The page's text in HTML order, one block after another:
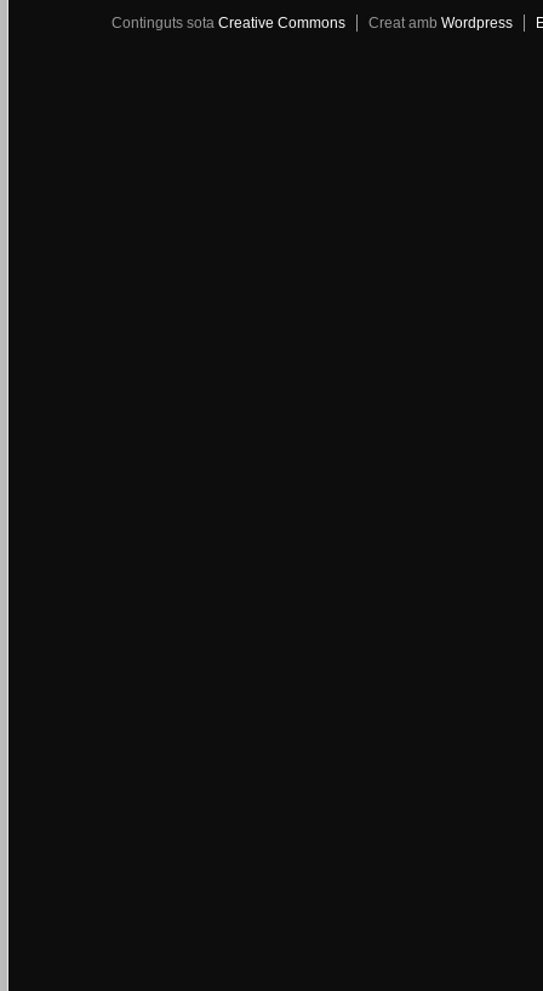
Continguts sota Creative Commons Creat amb Wordpress